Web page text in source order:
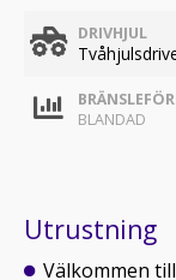
DRIVHJUL
BLANDAD
Utrustning
Välkommen